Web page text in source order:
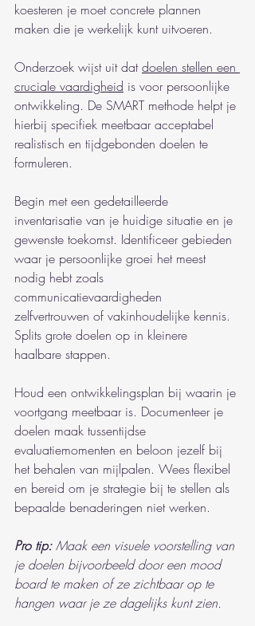
koesteren je moet concrete plannen
maken die je werkelijk kunt uitvoeren.
Onderzoek wijst uit dat doelen stellen een
cruciale vaardigheid is voor persoonlijke
ontwikkeling. De SMART methode helpt je
hierbij specifiek meetbaar acceptabel
realistisch en tijdgebonden doelen te
formuleren.
Begin met een gedetailleerde
inventarisatie van je huidige situatie en je
gewenste toekomst. Identificeer gebieden
waar je persoonlijke groei het meest
nodig hebt zoals
communicatievaardigheden
zelfvertrouwen of vakinhoudelijke kennis.
Splits grote doelen op in kleinere
haalbare stappen.
Houd een ontwikkelingsplan bij waarin je
voortgang meetbaar is. Documenteer je
doelen maak tussentijdse
evaluatiemomenten en beloon jezelf bij
het behalen van mijlpalen. Wees flexibel
en bereid om je strategie bij te stellen als
bepaalde benaderingen niet werken.
Pro tip: Maak een visuele voorstelling van
je doelen bijvoorbeeld door een mood
board te maken of ze zichtbaar op te
hangen waar je ze dagelijks kunt zien.